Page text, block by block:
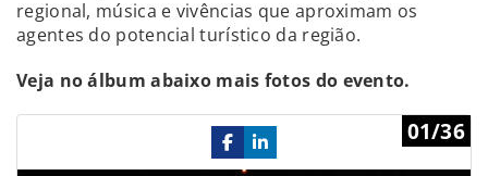
regional, música e vivências que aproximam os
agentes do potencial turístico da região.
Veja no álbum abaixo mais fotos do evento.
01/36
Previous